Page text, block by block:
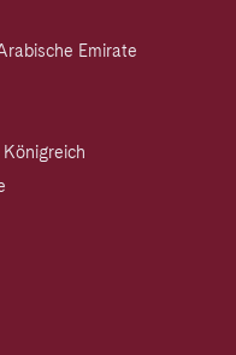
Emirate